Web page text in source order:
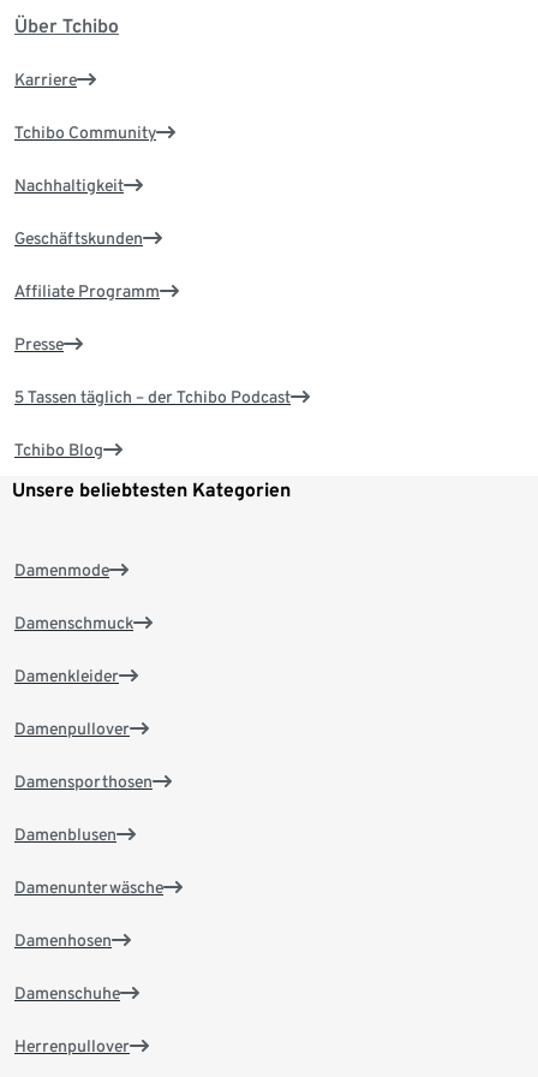
Über Tchibo
Karriere
Tchibo Community
Nachhaltigkeit
Geschäftskunden
Affiliate Programm
Presse
5 Tassen täglich – der Tchibo Podcast
Tchibo Blog
Unsere beliebtesten Kategorien
Damenmode
Damenschmuck
Damenkleider
Damenpullover
Damensporthosen
Damenblusen
Damenunterwäsche
Damenhosen
Damenschuhe
Herrenpullover